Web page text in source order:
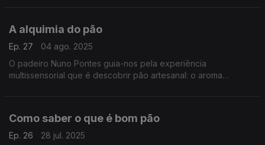
A alquimia do pão
Ep. 27
04 ago. 2025
O padeiro Nuno Pontes guia-nos pela experiência
multissensorial que é descobrir pão artesanal: o aroma
Como saber o que é bom pão
Ep. 26
28 jul. 2025